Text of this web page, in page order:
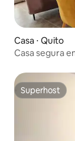
Casa ⋅ Quito
Casa segura
Superhost
Superhost